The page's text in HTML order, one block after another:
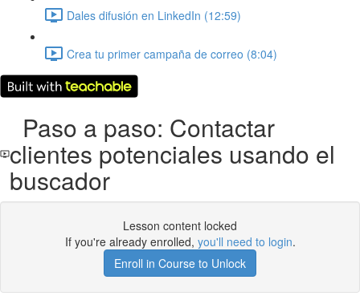
Dales difusión en LinkedIn (12:59)
Crea tu primer campaña de correo (8:04)
Paso a paso: Contactar
clientes potenciales usando el
buscador
Lesson content locked
If you're already enrolled, you'll need to login.
Enroll in Course to Unlock